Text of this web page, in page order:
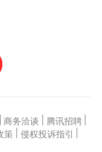
商务洽谈 腾讯招聘
策 侵权投诉指引